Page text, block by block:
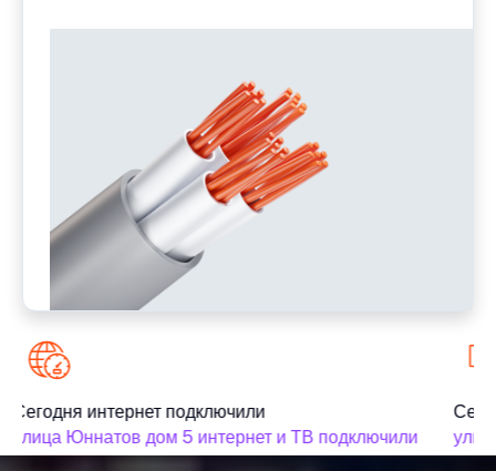
Сегодня интернет подключили
улица Юннатов дом 5 интернет и ТВ подключили